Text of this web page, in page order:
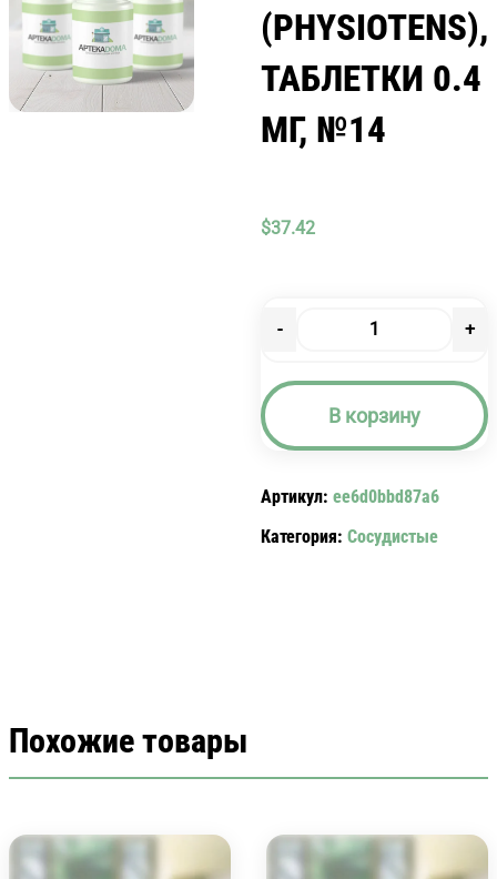
(PHYSIOTENS),
ТАБЛЕТКИ 0.4
МГ, №14
$37.42
-
ФИЗИОТЕНЗ
(PHYSIOTENS),
ТАБЛЕТКИ
МГ,
№14
+
В корзину
Артикул: ee6d0bbd87a6
Категория: Сосудистые
Похожие товары